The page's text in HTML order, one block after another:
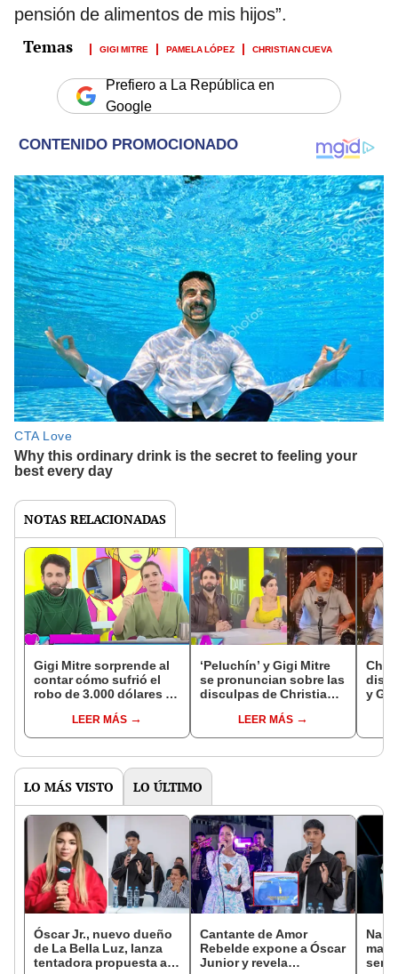
pensión de alimentos de mis hijos”.
GIGI MITRE PAMELA LÓPEZ CHRISTIAN CUEVA
Prefiero a La República en
Google
NOTAS RELACIONADAS
Gigi Mitre sorprende al
contar cómo sufrió el
robo de 3.000 dólares en
parece el colmo"
LEER MÁS
‘Peluchín’ y Gigi Mitre
se pronuncian sobre las
disculpas de Christian
en vivo: “No debió
llegar a ese extremo”
LEER MÁS
y
LO MÁS VISTO LO ÚLTIMO
Óscar Jr., nuevo dueño
de La Bella Luz, lanza
tentadora propuesta a
Cantante de Amor
Rebelde expone a Óscar
Junior y revela